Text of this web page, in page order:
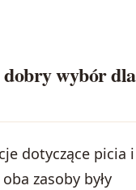
dobry wybór dla
dotyczące picia i
zasoby były